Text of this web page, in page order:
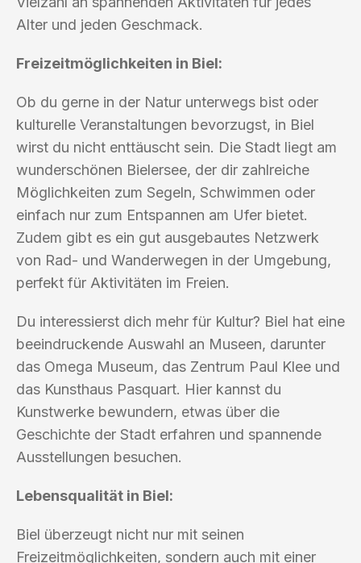
Alter und jeden Geschmack.
Freizeitmöglichkeiten in Biel:
Ob du gerne in der Natur unterwegs bist oder
kulturelle Veranstaltungen bevorzugst, in Biel
wirst du nicht enttäuscht sein. Die Stadt liegt am
wunderschönen Bielersee, der dir zahlreiche
Möglichkeiten zum Segeln, Schwimmen oder
einfach nur zum Entspannen am Ufer bietet.
Zudem gibt es ein gut ausgebautes Netzwerk
von Rad- und Wanderwegen in der Umgebung,
perfekt für Aktivitäten im Freien.
Du interessierst dich mehr für Kultur? Biel hat eine
beeindruckende Auswahl an Museen, darunter
das Omega Museum, das Zentrum Paul Klee und
das Kunsthaus Pasquart. Hier kannst du
Kunstwerke bewundern, etwas über die
Geschichte der Stadt erfahren und spannende
Ausstellungen besuchen.
Lebensqualität in Biel:
Biel überzeugt nicht nur mit seinen
Freizeitmöglichkeiten, sondern auch mit einer